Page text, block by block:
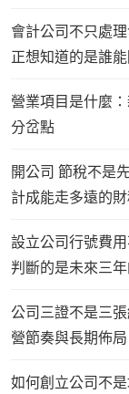
會計公司不只處
正想知道的是誰
營業項目是什麼
分岔點
開公司 節稅不是
計成能走多遠的
設立公司行號費
判斷的是未來三
公司三證不是三
營節奏與長期佈局
如何創立公司不